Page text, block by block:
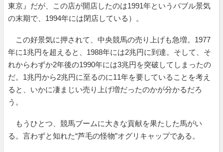
東京』だが、この店が開店したのは1991年というバブル景気
の末期で、1994年には閉店している）。
この好景気に押されて、中央競馬の売り上げも急増。1977
年に1兆円を超えると、1988年には2兆円に到達。そして、そ
れからわずか2年後の1990年には3兆円を突破してしまったの
だ。1兆円から2兆円に至るのに11年を要していることを考え
ると、いかに凄まじい売り上げ増だったのかが分かるだろ
う。
もうひとつ、競馬ブームに大きな貢献を果たした馬がい
る。言わずと知れた“芦毛の怪物”オグリキャップである。